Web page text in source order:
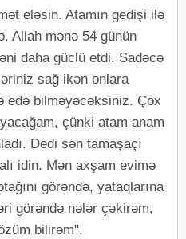
eləsin. Atamın gedişi ilə
Allah mənə 54 günün
daha güclü etdi. Sadəcə
sağ ikən onlara
edə bilməyəcəksiniz. Çox
çünki atam anam
Dedi sən tamaşaçı
idin. Mən axşam evimə
görəndə, yataqlarına
görəndə nələr çəkirəm,
bilirəm".